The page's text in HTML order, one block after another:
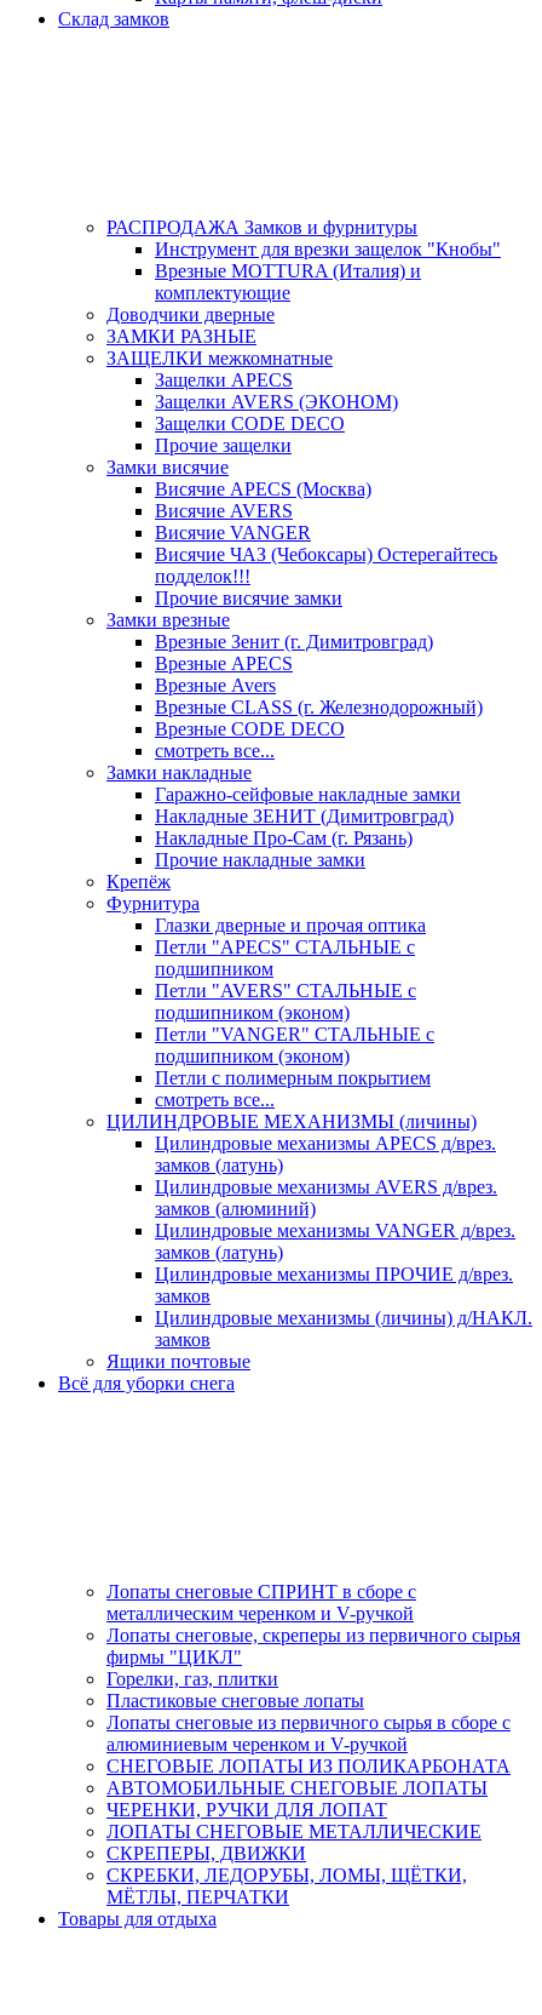
Склад замков
РАСПРОДАЖА Замков и фурнитуры
Инструмент для врезки защелок "Кнобы"
Врезные MOTTURA (Италия) и
комплектующие
Доводчики дверные
ЗАМКИ РАЗНЫЕ
ЗАЩЕЛКИ межкомнатные
Защелки APECS
Защелки AVERS (ЭКОНОМ)
Защелки CODE DECO
Прочие защелки
Замки висячие
Висячие APECS (Москва)
Висячие AVERS
Висячие VANGER
Висячие ЧАЗ (Чебоксары) Остерегайтесь
подделок!!!
Прочие висячие замки
Замки врезные
Врезные Зенит (г. Димитровград)
Врезные APECS
Врезные Avers
Врезные CLASS (г. Железнодорожный)
Врезные CODE DECO
смотреть все...
Замки накладные
Гаражно-сейфовые накладные замки
Накладные ЗЕНИТ (Димитровград)
Накладные Про-Сам (г. Рязань)
Прочие накладные замки
Крепёж
Фурнитура
Глазки дверные и прочая оптика
Петли "APECS" СТАЛЬНЫЕ с
подшипником
Петли "AVERS" СТАЛЬНЫЕ с
подшипником (эконом)
Петли "VANGER" СТАЛЬНЫЕ с
подшипником (эконом)
Петли с полимерным покрытием
смотреть все...
ЦИЛИНДРОВЫЕ МЕХАНИЗМЫ (личины)
Цилиндровые механизмы APECS д/врез.
замков (латунь)
Цилиндровые механизмы AVERS д/врез.
замков (алюминий)
Цилиндровые механизмы VANGER д/врез.
замков (латунь)
Цилиндровые механизмы ПРОЧИЕ д/врез.
замков
Цилиндровые механизмы (личины) д/НАКЛ.
замков
Ящики почтовые
Всё для уборки снега
Лопаты снеговые СПРИНТ в сборе с
металлическим черенком и V-ручкой
Лопаты снеговые, скреперы из первичного сырья
фирмы "ЦИКЛ"
Горелки, газ, плитки
Пластиковые снеговые лопаты
Лопаты снеговые из первичного сырья в сборе с
алюминиевым черенком и V-ручкой
СНЕГОВЫЕ ЛОПАТЫ ИЗ ПОЛИКАРБОНАТА
АВТОМОБИЛЬНЫЕ СНЕГОВЫЕ ЛОПАТЫ
ЧЕРЕНКИ, РУЧКИ ДЛЯ ЛОПАТ
ЛОПАТЫ СНЕГОВЫЕ МЕТАЛЛИЧЕСКИЕ
СКРЕПЕРЫ, ДВИЖКИ
СКРЕБКИ, ЛЕДОРУБЫ, ЛОМЫ, ЩЁТКИ,
МЁТЛЫ, ПЕРЧАТКИ
Товары для отдыха